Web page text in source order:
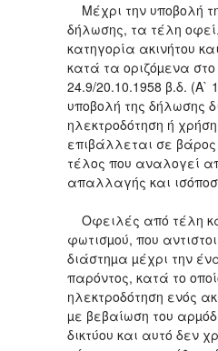
Μέχρι την υποβολή
δήλωσης, τα τέλη
κατηγορία ακινήτου
κατά τα οριζόµενα
24.9/20.10.1958 β.δ.
υποβολή της δήλωσης
ηλεκτροδότηση ή
επιβάλλεται σε βάρος
τέλος που αναλογεί
απαλλαγής και
Οφειλές από τέλη
φωτισµού, που
διάστηµα µέχρι την
παρόντος, κατά το
ηλεκτροδότηση ενός
µε βεβαίωση του
δικτύου και αυτό δεν